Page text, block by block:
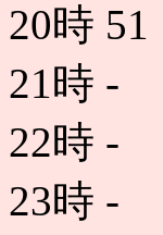
20時 51
21時 -
22時 -
23時 -